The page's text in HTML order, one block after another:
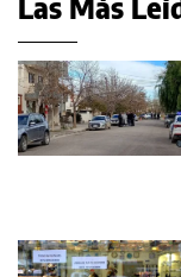
Las Más